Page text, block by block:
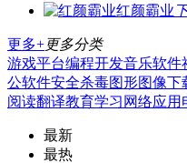
红颜霸业
更多+更多分类
游戏平台编程开发音乐软件
公软件安全杀毒图形图像下
阅读翻译教育学习 网络应用
最新
最热